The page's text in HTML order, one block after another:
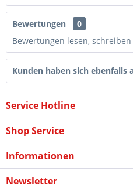
Bewertungen
0
Bewertungen lesen,
Kunden haben sich ebenfalls
Service Hotline
Shop Service
Informationen
Newsletter